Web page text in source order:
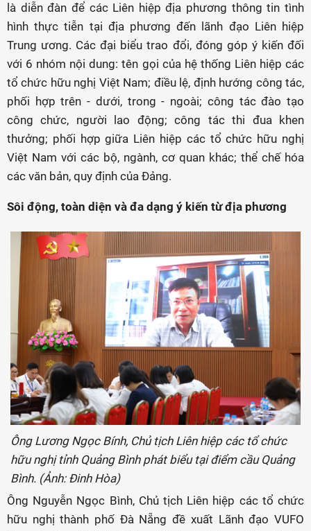
là diễn đàn để các Liên hiệp địa phương thông tin tình
hình thực tiễn tại địa phương đến lãnh đạo Liên hiệp
Trung ương. Các đại biểu trao đổi, đóng góp ý kiến đối
với 6 nhóm nội dung: tên gọi của hệ thống Liên hiệp các
tổ chức hữu nghị Việt Nam; điều lệ, định hướng công tác,
phối hợp trên - dưới, trong - ngoài; công tác đào tạo
công chức, người lao động; công tác thi đua khen
thưởng; phối hợp giữa Liên hiệp các tổ chức hữu nghị
Việt Nam với các bộ, ngành, cơ quan khác; thể chế hóa
các văn bản, quy định của Đảng.
Sôi động, toàn diện và đa dạng ý kiến từ địa phương
Ông Lương Ngọc Bính, Chủ tịch Liên hiệp các tổ chức
hữu nghị tỉnh Quảng Bình phát biểu tại điểm cầu Quảng
Bình. (Ảnh: Đinh Hòa)
Ông Nguyễn Ngọc Bình, Chủ tịch Liên hiệp các tổ chức
hữu nghị thành phố Đà Nẵng đề xuất Lãnh đạo VUFO